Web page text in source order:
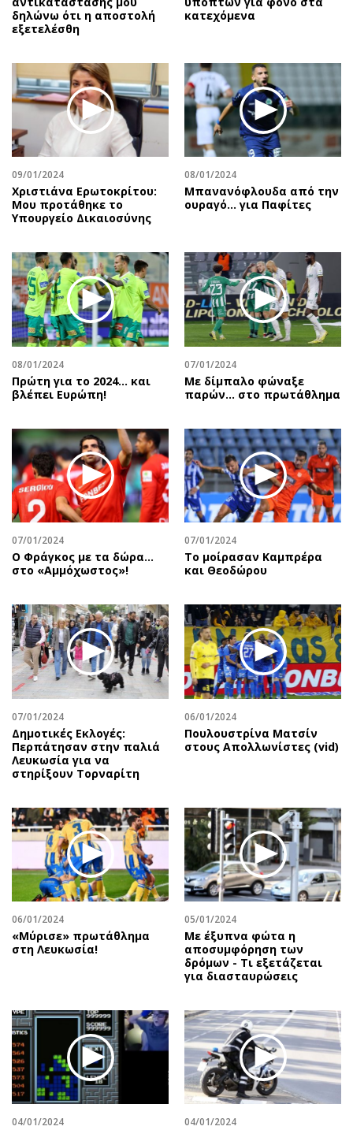
δηλώνω ότι η αποστολή
εξετελέσθη
κατεχόμενα
09/01/2024
Χριστιάνα Ερωτοκρίτου:
Μου προτάθηκε το
Υπουργείο Δικαιοσύνης
08/01/2024
Μπανανόφλουδα από την
ουραγό… για Παφίτες
08/01/2024
Πρώτη για το 2024… και
βλέπει Ευρώπη!
07/01/2024
Με δίμπαλο φώναξε
παρών… στο πρωτάθλημα
07/01/2024
Ο Φράγκος με τα δώρα…
στο «Αμμόχωστος»!
07/01/2024
Το μοίρασαν Καμπρέρα
και Θεοδώρου
07/01/2024
Δημοτικές Εκλογές:
Περπάτησαν στην παλιά
Λευκωσία για να
στηρίξουν Τορναρίτη
06/01/2024
Πουλουστρίνα Ματσίν
στους Απολλωνίστες (vid)
06/01/2024
«Μύρισε» πρωτάθλημα
στη Λευκωσία!
05/01/2024
Με έξυπνα φώτα η
αποσυμφόρηση των
δρόμων - Τι εξετάζεται
για διασταυρώσεις
04/01/2024 04/01/2024